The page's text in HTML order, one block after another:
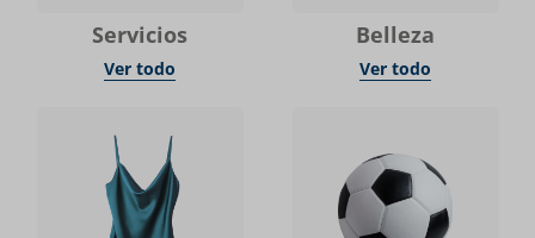
Servicios
Ver todo
Belleza
Ver todo